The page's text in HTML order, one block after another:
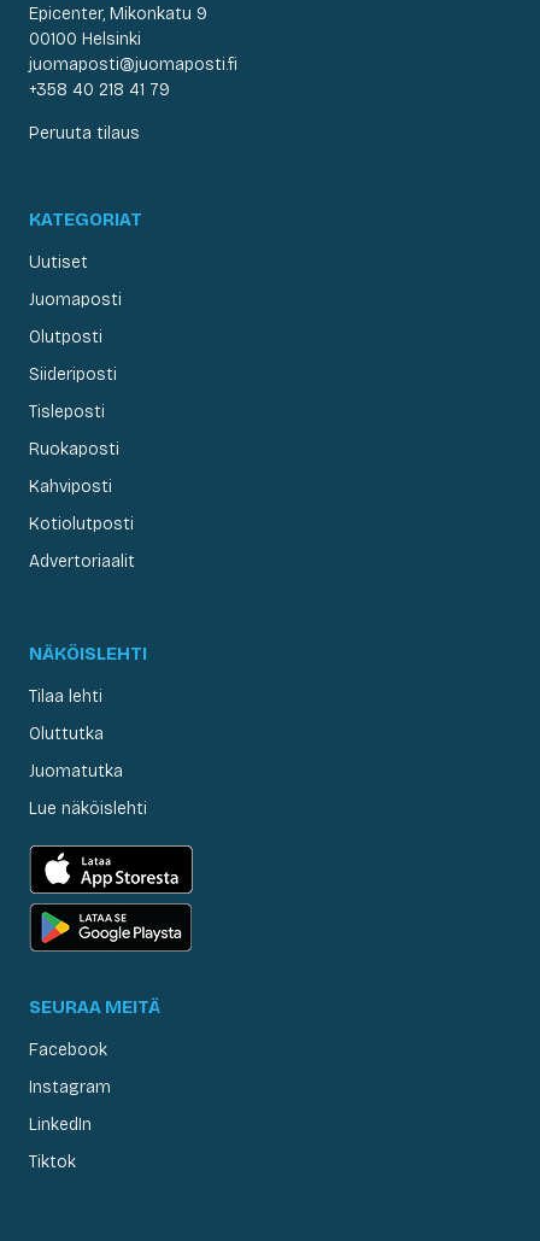
Epicenter, Mikonkatu 9
00100 Helsinki
juomaposti@juomaposti.fi
+358 40 218 41 79
Peruuta tilaus
KATEGORIAT
Uutiset
Juomaposti
Olutposti
Siideriposti
Tisleposti
Ruokaposti
Kahviposti
Kotiolutposti
Advertoriaalit
NÄKÖISLEHTI
Tilaa lehti
Oluttutka
Juomatutka
Lue näköislehti
SEURAA MEITÄ
Facebook
Instagram
LinkedIn
Tiktok